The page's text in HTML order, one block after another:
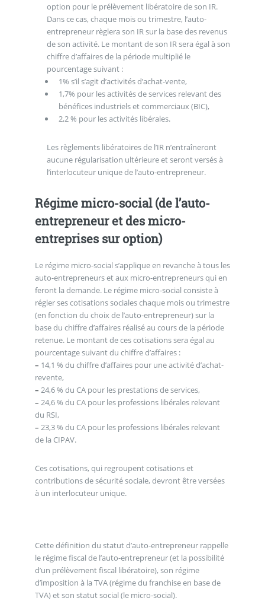
option pour le prélèvement libératoire de son IR.
Dans ce cas, chaque mois ou trimestre, l’auto-
entrepreneur règlera son IR sur la base des revenus
de son activité. Le montant de son IR sera égal à son
chiffre d’affaires de la période multiplié le
pourcentage suivant :
1% s’il s’agit d’activités d’achat-vente,
1,7% pour les activités de services relevant des
bénéfices industriels et commerciaux (BIC),
2,2 % pour les activités libérales.
Les règlements libératoires de l’IR n’entraîneront
aucune régularisation ultérieure et seront versés à
l’interlocuteur unique de l’auto-entrepreneur.
Régime micro-social (de l’auto-
entrepreneur et des micro-
entreprises sur option)
Le régime micro-social s’applique en revanche à tous les
auto-entrepreneurs et aux micro-entrepreneurs qui en
feront la demande. Le régime micro-social consiste à
régler ses cotisations sociales chaque mois ou trimestre
(en fonction du choix de l’auto-entrepreneur) sur la
base du chiffre d’affaires réalisé au cours de la période
retenue. Le montant de ces cotisations sera égal au
pourcentage suivant du chiffre d’affaires :
– 14,1 % du chiffre d’affaires pour une activité d’achat-
revente,
– 24,6 % du CA pour les prestations de services,
– 24,6 % du CA pour les professions libérales relevant
du RSI,
– 23,3 % du CA pour les professions libérales relevant
de la CIPAV.
Ces cotisations, qui regroupent cotisations et
contributions de sécurité sociale, devront être versées
à un interlocuteur unique.
Cette définition du statut d’auto-entrepreneur rappelle
le régime fiscal de l’auto-entrepreneur (et la possibilité
d’un prélèvement fiscal libératoire), son régime
d’imposition à la TVA (régime du franchise en base de
TVA) et son statut social (le micro-social).